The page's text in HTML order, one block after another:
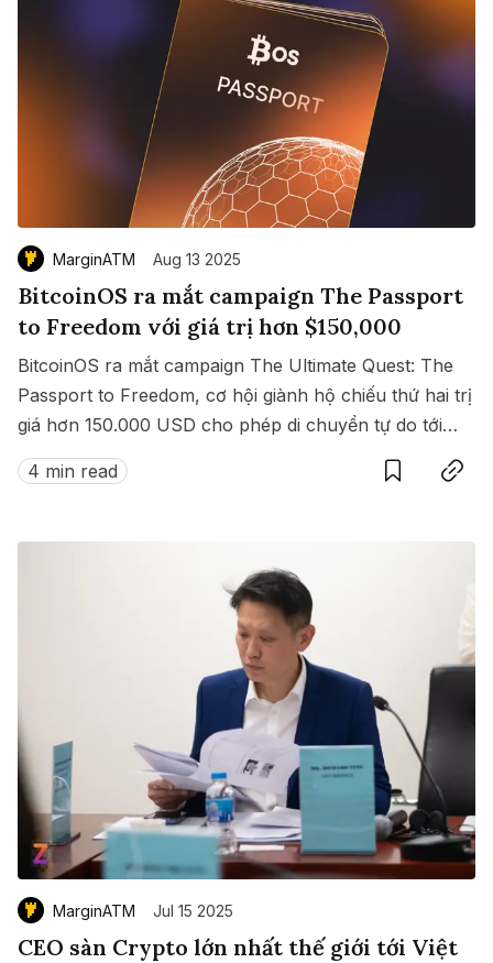
MarginATM Aug 13 2025
BitcoinOS ra mắt campaign The Passport
to Freedom với giá trị hơn $150,000
BitcoinOS ra mắt campaign The Ultimate Quest: The
Passport to Freedom, cơ hội giành hộ chiếu thứ hai trị
giá hơn 150.000 USD cho phép di chuyển tự do tới
hàng loạt quốc gia không cần visa.
4 min read
SaveCopy link
MarginATM Jul 15 2025
CEO sàn Crypto lớn nhất thế giới tới Việt